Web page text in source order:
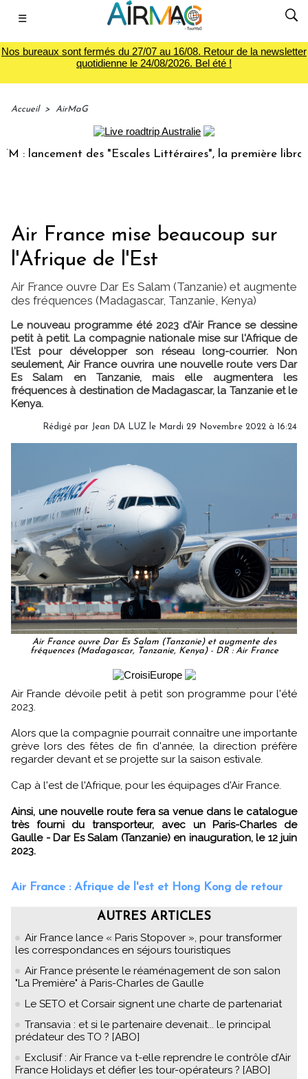
☰
Nos bureaux sont fermés du 27/07 au 16/08. Retour de la newsletter
quotidienne le 24/08/2026. Bel été !
Accueil > AirMaG
des "Escales Littéraires", la première librairie du
Air France mise beaucoup sur
l'Afrique de l'Est
Air France ouvre Dar Es Salam (Tanzanie) et augmente
des fréquences (Madagascar, Tanzanie, Kenya)
Le nouveau programme été 2023 d'Air France se dessine
petit à petit. La compagnie nationale mise sur l'Afrique de
l'Est pour développer son réseau long-courrier. Non
seulement, Air France ouvrira une nouvelle route vers Dar
Es Salam en Tanzanie, mais elle augmentera les
fréquences à destination de Madagascar, la Tanzanie et le
Kenya.
Rédigé par Jean DA LUZ le Mardi 29 Novembre 2022 à 16:24
Air France ouvre Dar Es Salam (Tanzanie) et augmente des
fréquences (Madagascar, Tanzanie, Kenya) - DR : Air France
Air Frande dévoile petit à petit son programme pour l'été
2023.
Alors que la compagnie pourrait connaître une importante
grève lors des fêtes de fin d'année, la direction préfère
regarder devant et se projette sur la saison estivale.
Cap à l'est de l'Afrique, pour les équipages d'Air France.
Ainsi, une nouvelle route fera sa venue dans le catalogue
très fourni du transporteur, avec un Paris-Charles de
Gaulle - Dar Es Salam (Tanzanie) en inauguration, le 12 juin
2023.
Air France : Afrique de l'est et Hong Kong de retour
AUTRES ARTICLES
Air France lance « Paris Stopover », pour transformer
les correspondances en séjours touristiques
Air France présente le réaménagement de son salon
"La Première" à Paris-Charles de Gaulle
Le SETO et Corsair signent une charte de partenariat
Transavia : et si le partenaire devenait... le principal
prédateur des TO ? [ABO]
Exclusif : Air France va t-elle reprendre le contrôle d’Air
France Holidays et défier les tour-opérateurs ? [ABO]